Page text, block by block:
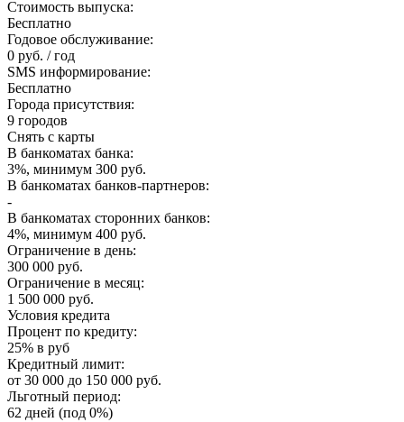
Стоимость выпуска:
Бесплатно
Годовое обслуживание:
0 руб. / год
SMS информирование:
Бесплатно
Города присутствия:
9 городов
Снять с карты
В банкоматах банка:
3%, минимум 300 руб.
В банкоматах банков-партнеров:
-
В банкоматах сторонних банков:
4%, минимум 400 руб.
Ограничение в день:
300 000 руб.
Ограничение в месяц:
1 500 000 руб.
Условия кредита
Процент по кредиту:
25% в руб
Кредитный лимит:
от 30 000 до 150 000 руб.
Льготный период:
62 дней (под 0%)